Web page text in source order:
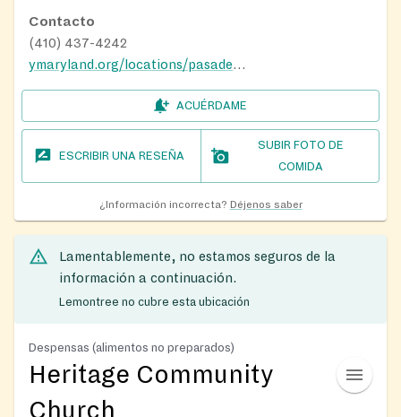
Contacto
(410) 437-4242
ymaryland.org/locations/pasadenay
ACUÉRDAME
ESCRIBIR UNA RESEÑA
SUBIR FOTO DE
COMIDA
¿Información incorrecta? Déjenos saber
Lamentablemente, no estamos seguros de la
información a continuación.
Lemontree no cubre esta ubicación
Despensas (alimentos no preparados)
Heritage Community
Church